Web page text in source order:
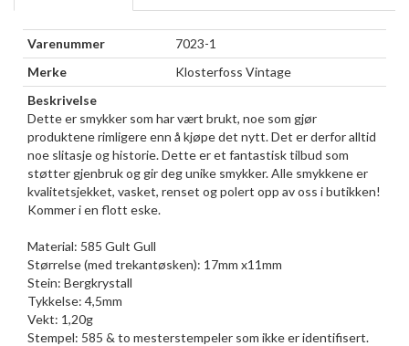
Varenummer
7023-1
Merke
Klosterfoss Vintage
Beskrivelse
Dette er smykker som har vært brukt, noe som gjør
produktene rimligere enn å kjøpe det nytt. Det er derfor alltid
noe slitasje og historie. Dette er et fantastisk tilbud som
støtter gjenbruk og gir deg unike smykker. Alle smykkene er
kvalitetsjekket, vasket, renset og polert opp av oss i butikken!
Kommer i en flott eske.
Material: 585 Gult Gull
Størrelse (med trekantøsken): 17mm x11mm
Stein: Bergkrystall
Tykkelse: 4,5mm
Vekt: 1,20g
Stempel: 585 & to mesterstempeler som ikke er identifisert.